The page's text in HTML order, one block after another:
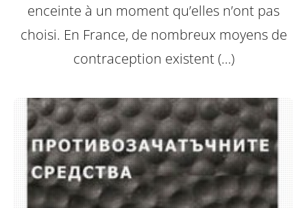
enceinte à un moment qu’elles n’ont pas
choisi. En France, de nombreux moyens de
contraception existent (…)